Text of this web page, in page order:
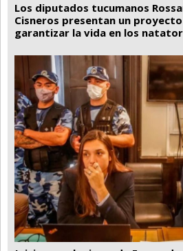
Los diputados tucumanos
Cisneros presentan un
garantizar la vida en los